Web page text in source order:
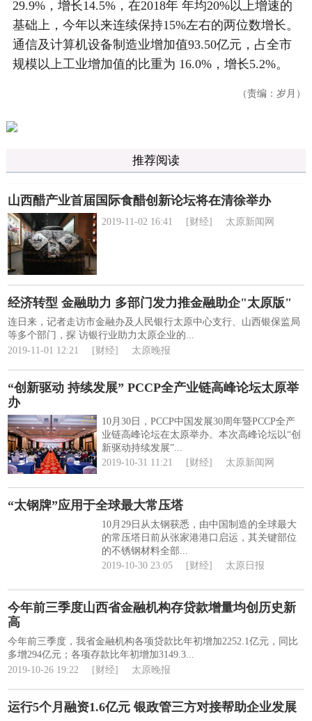
29.9%，增长14.5%，在2018年 年均20%以上增速的
基础上，今年以来连续保持15%左右的两位数增长。
通信及计算机设备制造业增加值93.50亿元，占全市
规模以上工业增加值的比重为 16.0%，增长5.2%。
（责编：岁月）
推荐阅读
山西醋产业首届国际食醋创新论坛将在清徐举办
2019-11-02 16:41 [财经] 太原新闻网
经济转型 金融助力 多部门发力推金融助企"太原版"
连日来，记者走访市金融办及人民银行太原中心支行、山西银保监局
等多个部门，探 访银行业助力太原企业的...
2019-11-01 12:21
[财经] 太原晚报
“创新驱动 持续发展” PCCP全产业链高峰论坛太原举
办
10月30日，PCCP中国发展30周年暨PCCP全产
业链高峰论坛在太原举办。本次高峰论坛以“创
新驱动持续发展”...
2019-10-31 11:21
[财经] 太原新闻网
“太钢牌”应用于全球最大常压塔
10月29日从太钢获悉，由中国制造的全球最大
的常压塔日前从张家港港口启运，其关键部位
的不锈钢材料全部...
2019-10-30 23:05
[财经] 太原日报
今年前三季度山西省金融机构存贷款增量均创历史新
高
今年前三季度，我省金融机构各项贷款比年初增加2252.1亿元，同比
多增294亿元；各项存款比年初增加3149.3...
2019-10-26 19:22
[财经] 太原晚报
运行5个月融资1.6亿元 银政管三方对接帮助企业发展